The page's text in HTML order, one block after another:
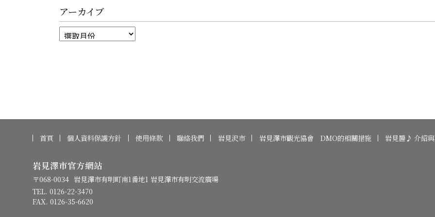
アーカイブ
首頁 個人資料保護方針 使用條款 聯絡我們 岩見沢市 岩見澤市觀光協會 DMO的相關措施 岩見醬♪ 介紹
岩見澤市官方網站
〒068-0034 岩見澤市有明町南1番地1 岩見澤市有明交流廣場
TEL. 0126-22-3470
FAX. 0126-35-6620